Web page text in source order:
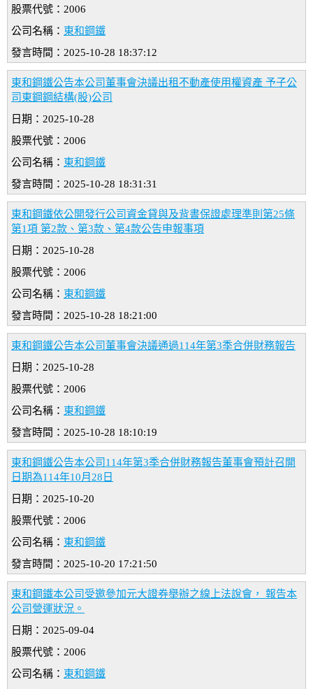
股票代號：2006
公司名稱： 東和鋼鐵
發言時間：2025-10-28 18:37:12
東和鋼鐵公告本公司董事會決議出租不動產使用權資產 予子公
司東鋼鋼結構(股)公司
日期：2025-10-28
股票代號：2006
公司名稱： 東和鋼鐵
發言時間：2025-10-28 18:31:31
東和鋼鐵依公開發行公司資金貸與及背書保證處理準則第25條
第1項 第2款、第3款、第4款公告申報事項
日期：2025-10-28
股票代號：2006
公司名稱： 東和鋼鐵
發言時間：2025-10-28 18:21:00
東和鋼鐵公告本公司董事會決議通過114年第3季合併財務報告
日期：2025-10-28
股票代號：2006
公司名稱： 東和鋼鐵
發言時間：2025-10-28 18:10:19
東和鋼鐵公告本公司114年第3季合併財務報告董事會預計召開
日期為114年10月28日
日期：2025-10-20
股票代號：2006
公司名稱： 東和鋼鐵
發言時間：2025-10-20 17:21:50
東和鋼鐵本公司受邀參加元大證券舉辦之線上法說會， 報告本
公司營運狀況。
日期：2025-09-04
股票代號：2006
公司名稱： 東和鋼鐵